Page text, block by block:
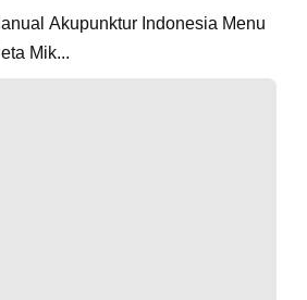
Scalp YNSA Peta Mik...